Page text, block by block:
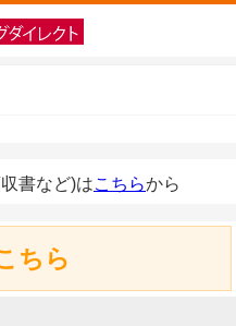
書など)はこちらから
ちら